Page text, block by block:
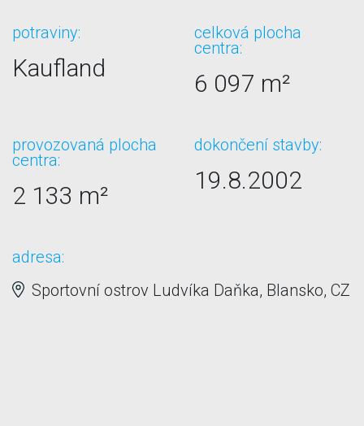
potraviny:
Kaufland
celková plocha
centra:
6 097 m²
provozovaná plocha
centra:
2 133 m²
dokončení stavby:
19.8.2002
adresa:
Sportovní ostrov Ludvíka Daňka, Blansko, CZ